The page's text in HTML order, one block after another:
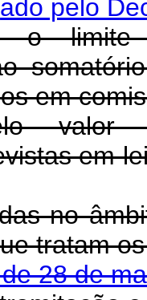
pelo
limite
em
valor
em
no
tratam
28 de